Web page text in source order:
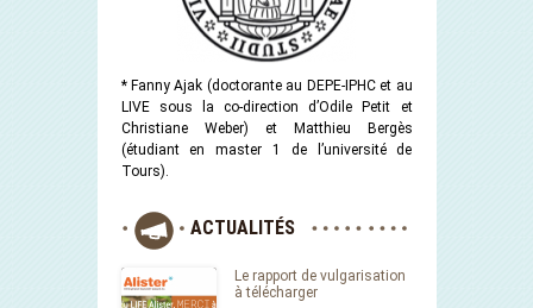
* Fanny Ajak (doctorante au DEPE-IPHC et au
LIVE sous la co-direction d’Odile Petit et
Christiane Weber) et Matthieu Bergès
(étudiant en master 1 de l’université de
Tours).
ACTUALITÉS
Le rapport de vulgarisation
à télécharger